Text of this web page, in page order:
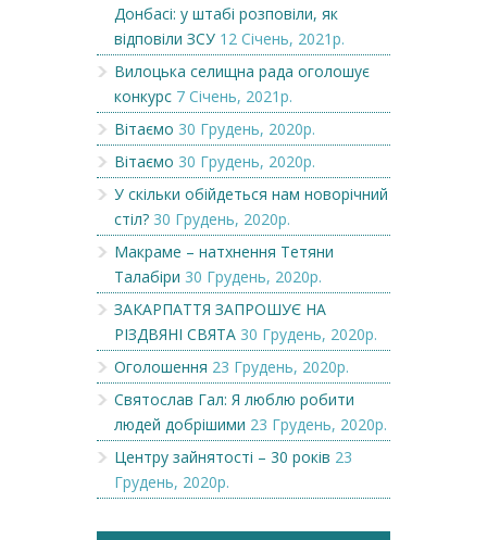
Донбасі: у штабі розповіли, як
відповіли ЗСУ 12 Січень, 2021р.
Вилоцька селищна рада оголошує
конкурс 7 Січень, 2021р.
Вітаємо 30 Грудень, 2020р.
Вітаємо 30 Грудень, 2020р.
У скільки обійдеться нам новорічний
стіл? 30 Грудень, 2020р.
Макраме – натхнення Тетяни
Талабіри 30 Грудень, 2020р.
ЗАКАРПАТТЯ ЗАПРОШУЄ НА
РІЗДВЯНІ СВЯТА 30 Грудень, 2020р.
Оголошення 23 Грудень, 2020р.
Святослав Гал: Я люблю робити
людей добрішими 23 Грудень, 2020р.
Центру зайнятості – 30 років 23
Грудень, 2020р.